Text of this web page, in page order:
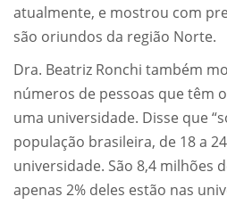
atualmente, e mostrou com
são oriundos da região Norte.
Dra. Beatriz Ronchi também
números de pessoas que têm
uma universidade. Disse que
população brasileira, de 18 a
universidade. São 8,4 milhões
apenas 2% deles estão nas